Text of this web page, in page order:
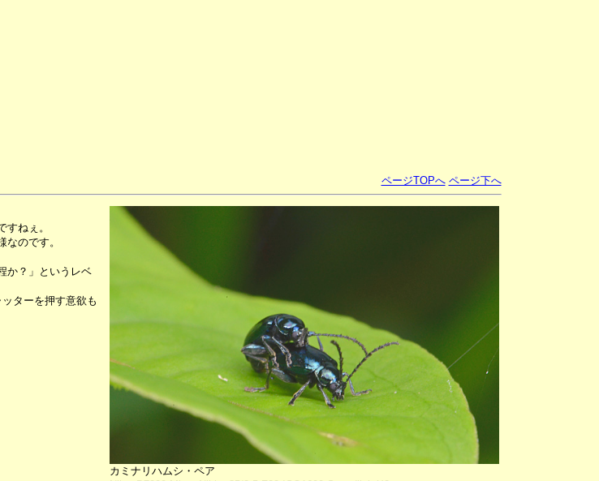
ページTOPへ ページ下へ
ねぇ。
のです。
か？」というレベ
ターを押す意欲も
カミナリハムシ・ペア